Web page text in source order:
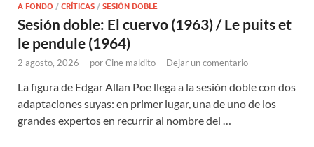
A FONDO / CRÍTICAS / SESIÓN DOBLE
Sesión doble: El cuervo (1963) / Le puits et
le pendule (1964)
2 agosto, 2026 - porCine maldito - Dejar un comentario
La figura de Edgar Allan Poe llega a la sesión doble con dos
adaptaciones suyas: en primer lugar, una de uno de los
grandes expertos en recurrir al nombre del …